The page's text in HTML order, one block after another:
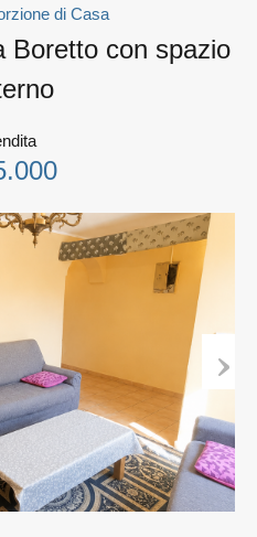
di Casa
Boretto con spazio
Next